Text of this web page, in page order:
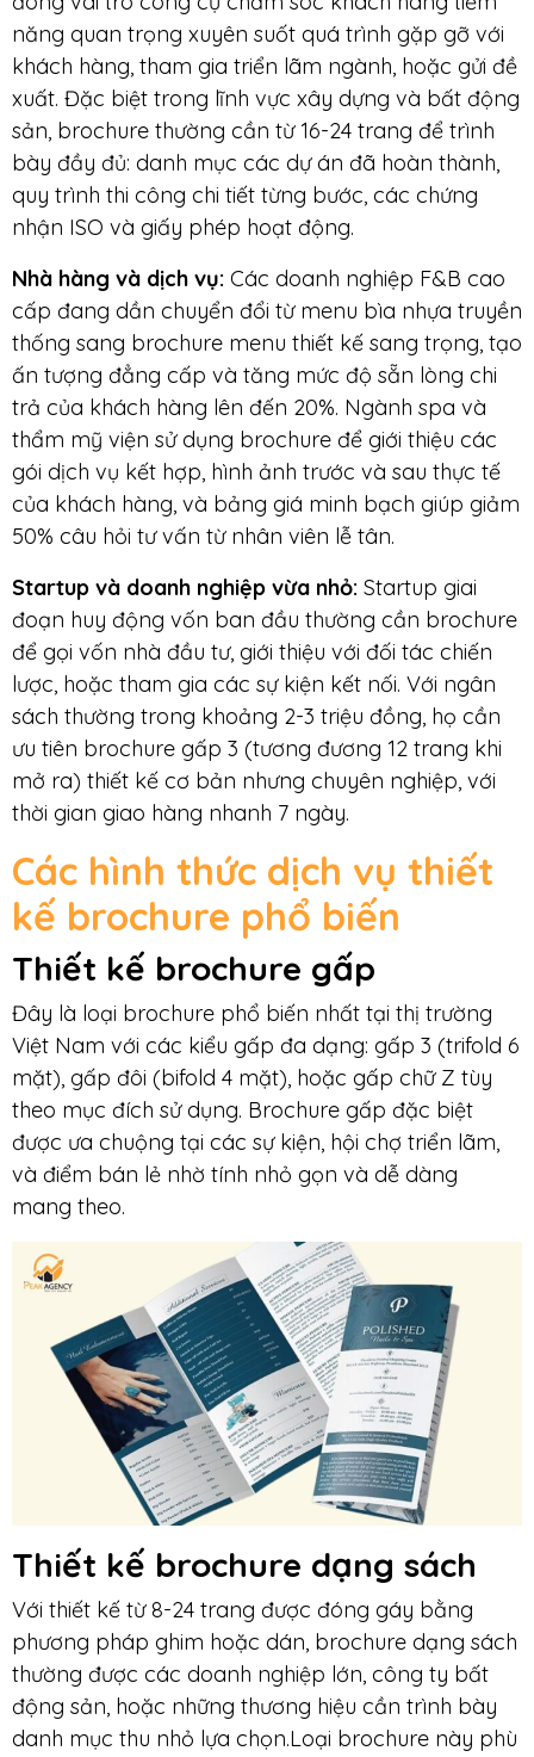
năng quan trọng xuyên suốt quá trình gặp gỡ với
khách hàng, tham gia triển lãm ngành, hoặc gửi đề
xuất. Đặc biệt trong lĩnh vực xây dựng và bất động
sản, brochure thường cần từ 16-24 trang để trình
bày đầy đủ: danh mục các dự án đã hoàn thành,
quy trình thi công chi tiết từng bước, các chứng
nhận ISO và giấy phép hoạt động.
Nhà hàng và dịch vụ: Các doanh nghiệp F&B cao
cấp đang dần chuyển đổi từ menu bìa nhựa truyền
thống sang brochure menu thiết kế sang trọng, tạo
ấn tượng đẳng cấp và tăng mức độ sẵn lòng chi
trả của khách hàng lên đến 20%. Ngành spa và
thẩm mỹ viện sử dụng brochure để giới thiệu các
gói dịch vụ kết hợp, hình ảnh trước và sau thực tế
của khách hàng, và bảng giá minh bạch giúp giảm
50% câu hỏi tư vấn từ nhân viên lễ tân.
Startup và doanh nghiệp vừa nhỏ: Startup giai
đoạn huy động vốn ban đầu thường cần brochure
để gọi vốn nhà đầu tư, giới thiệu với đối tác chiến
lược, hoặc tham gia các sự kiện kết nối. Với ngân
sách thường trong khoảng 2-3 triệu đồng, họ cần
ưu tiên brochure gấp 3 (tương đương 12 trang khi
mở ra) thiết kế cơ bản nhưng chuyên nghiệp, với
thời gian giao hàng nhanh 7 ngày.
Các hình thức dịch vụ thiết
kế brochure phổ biến
Thiết kế brochure gấp
Đây là loại brochure phổ biến nhất tại thị trường
Việt Nam với các kiểu gấp đa dạng: gấp 3 (trifold 6
mặt), gấp đôi (bifold 4 mặt), hoặc gấp chữ Z tùy
theo mục đích sử dụng. Brochure gấp đặc biệt
được ưa chuộng tại các sự kiện, hội chợ triển lãm,
và điểm bán lẻ nhờ tính nhỏ gọn và dễ dàng
mang theo.
Thiết kế brochure dạng sách
Với thiết kế từ 8-24 trang được đóng gáy bằng
phương pháp ghim hoặc dán, brochure dạng sách
thường được các doanh nghiệp lớn, công ty bất
động sản, hoặc những thương hiệu cần trình bày
danh mục thu nhỏ lựa chọn.Loại brochure này phù